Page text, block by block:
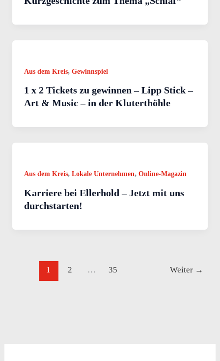
Aus dem Kreis, Gewinnspiel
1 x 2 Tickets zu gewinnen – Lipp Stick –
Art & Music – in der Kluterthöhle
Aus dem Kreis, Lokale Unternehmen, Online-Magazin
Karriere bei Ellerhold – Jetzt mit uns
durchstarten!
1 2 … 35 Weiter →